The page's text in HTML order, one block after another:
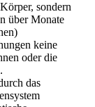
sondern
über Monate
keine
oder die
das